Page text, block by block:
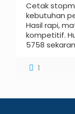
Cetak
kebutuhan
Hasil rapi,
kompetitif.
5758
1